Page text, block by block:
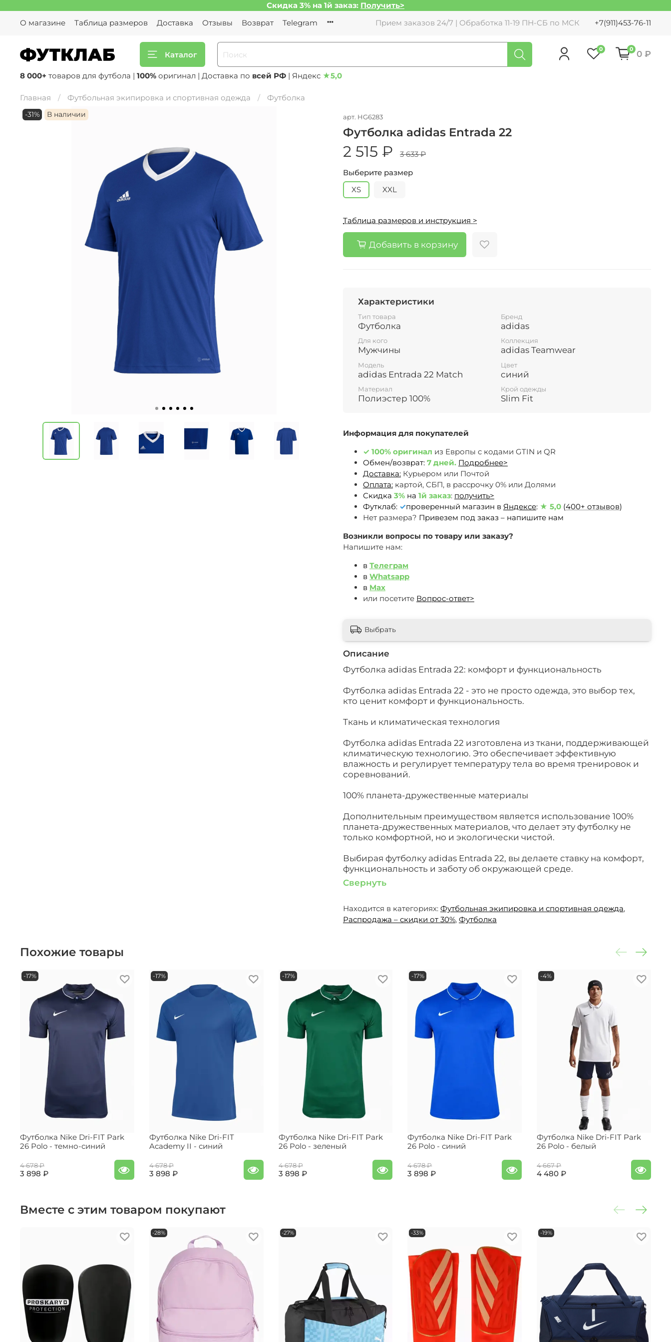
Скидка 3% на 1й заказ: Получить>
О магазине
Таблица размеров Доставка Отзывы Возврат Telegram Прием заказов 24/7 | Обработка 11-19 ПН-СБ по МСК +7(911)453-76-11
Каталог
0 0 0 ₽
8 000+ товаров для футбола | 100% оригинал | Доставка по всей РФ | Яндекс ★5,0
Главная Футбольная экипировка и спортивная одежда Футболка
-31% В наличии арт. HG6283
Футболка adidas Entrada 22
2 515 ₽
3 633 ₽
Выберите размер
XS
XXL
Таблица размеров и инструкция >
Добавить в корзину
Информация для покупателей
✓ 100% оригинал из Европы c кодами GTIN и QR
Обмен/возврат: 7 дней. Подробнее>
Доставка: Курьером или Почтой
Оплата: картой, СБП, в рассрочку 0% или Долями
Скидка 3% на 1й заказ: получить>
Футклаб: ✓проверенный магазин в Яндексе: ★ 5,0 (400+ отзывов)
Нет размера? Привезем под заказ – напишите нам
Возникли вопросы по товару или заказу?
Напишите нам:
в Телеграм
в Whatsapp
в Max
или посетите Вопрос-ответ>
Описание
Футболка adidas Entrada 22: комфорт и функциональность
Футболка adidas Entrada 22 - это не просто одежда, это выбор тех,
кто ценит комфорт и функциональность.
Ткань и климатическая технология
Футболка adidas Entrada 22 изготовлена из ткани, поддерживающей
климатическую технологию. Это обеспечивает эффективную
влажность и регулирует температуру тела во время тренировок и
соревнований.
100% планета-дружественные материалы
Дополнительным преимуществом является использование 100%
планета-дружественных материалов, что делает эту футболку не
только комфортной, но и экологически чистой.
Выбирая футболку adidas Entrada 22, вы делаете ставку на комфорт,
функциональность и заботу об окружающей среде.
Свернуть
Находится в категориях: Футбольная экипировка и спортивная одежда,
Распродажа – скидки от 30%, Футболка
Характеристики
Тип товара
Футболка
Бренд
adidas
Для кого
Мужчины
Коллекция
adidas Teamwear
Модель
adidas Entrada 22 Match
Цвет
синий
Материал
Полиэстер 100%
Крой одежды
Slim Fit
Выбрать
Похожие товары
-17%
Футболка Nike Dri-FIT Park
26 Polo - темно-синий
4 678 ₽
3 898 ₽
-17%
Футболка Nike Dri-FIT
Academy II - синий
4 678 ₽
3 898 ₽
-17%
Футболка Nike Dri-FIT Park
26 Polo - зеленый
4 678 ₽
3 898 ₽
-17%
Футболка Nike Dri-FIT Park
26 Polo - синий
4 678 ₽
3 898 ₽
-4%
Футболка Nike Dri-FIT Park
26 Polo - белый
4 667 ₽
4 480 ₽
Вместе с этим товаром покупают
-28% -27% -33% -19%